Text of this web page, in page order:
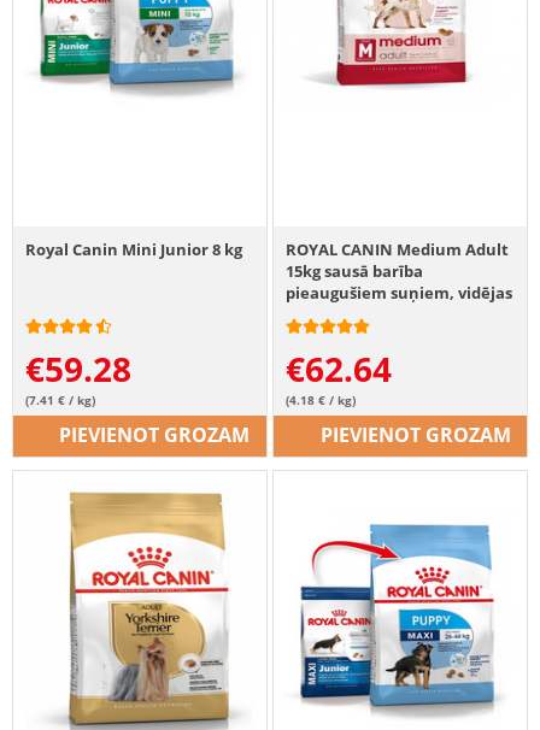
Royal Canin Mini Junior 8 kg
€59.28
(7.41 € / kg)
PIEVIENOT GROZAM
ROYAL CANIN Medium Adult
15kg sausā barība
pieaugušiem suņiem, vidējas
šķirnes suņiem
€62.64
(4.18 € / kg)
PIEVIENOT GROZAM